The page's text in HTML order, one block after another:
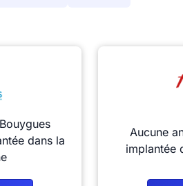
dans la
Aucune
implantée